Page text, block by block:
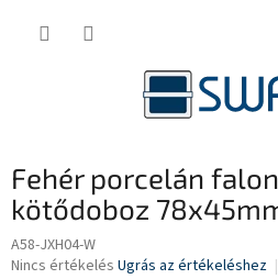
Fehér porcelán
kötődoboz
A58-JXH04-W
A
Nincs értékelés Ugrás az értékeléshez